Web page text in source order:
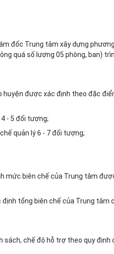
đốc Trung tâm xây dựng
quá số lượng 05 phòng, ban)
huyện được xác định theo đặc
- 5 đối tượng;
quản lý 6 - 7 đối tượng;
mức biên chế của Trung tâm
tổng biên chế của Trung tâm
sách, chế độ hỗ trợ theo quy định